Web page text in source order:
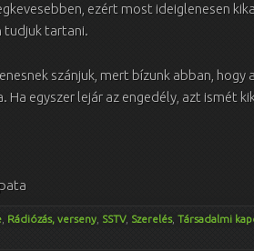
ezért most ideiglenesen
tartani.
szánjuk, mert bízunk abban,
Ha egyszer lejár az engedély, azt ismét
Rádiózás, verseny SSTV, Szerelés, Társadalmi